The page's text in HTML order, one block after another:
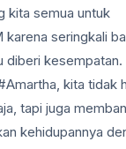
kita semua untuk
seringkali
diberi kesempatan.
kita tidak
tapi juga
kehidupannya